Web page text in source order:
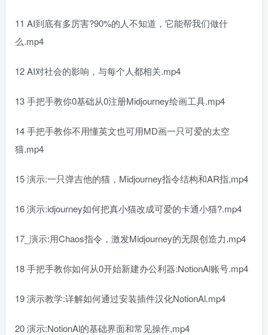
11 AI到底有多厉害?90%的人不知道，它能帮我们做什
么.mp4
12 AI对社会的影响，与每个人都相关.mp4
13 手把手教你0基础从0注册Midjourney绘画工具.mp4
14 手把手教你不用懂英文也可用MD画一只可爱的太空
猫.mp4
15 演示:一只弹吉他的猫，Midjourney指令结构和AR指,mp4
16 演示:idjourney如何把真小猫改成可爱的卡通小猫?.mp4
17_演示:用Chaos指令，激发Midjourney的无限创造力.mp4
18 手把手教你如何从0开始新建办公利器:NotionAl账号.mp4
19 演示教学:详解如何通过安装插件汉化NotionAl.mp4
20 演示:NotionAl的基础界面和常见操作,mp4